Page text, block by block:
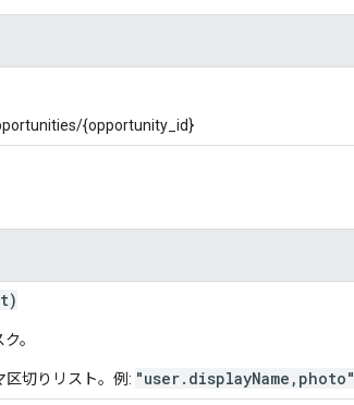
{opportunity_id}
。
切りリスト。例: "user.displayName,photo"